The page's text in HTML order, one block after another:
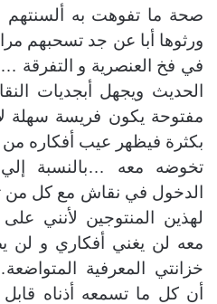
صحة ما تفوهت به ألسنتهم
ورثوها أبا عن جد تسحبهم
في فخ العنصرية و التفرقة
الحديث ويجهل أبجديات
مفتوحة يكون فريسة سهلة
بكثرة فيظهر عيب أفكاره
تخوضه معه …بالنسبة إلي
الدخول في نقاش مع كل من
لهذين المنتوجين لأنني
معه لن يغني أفكاري و
خزانتي المعرفية
أن كل ما تسمعه أذناه